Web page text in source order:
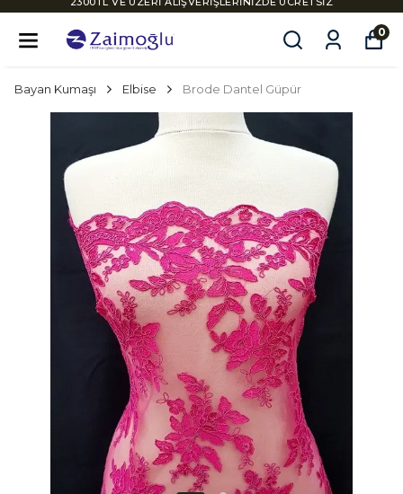
KARGO
0
Bayan Kumaşı Elbise Brode Dantel Güpür